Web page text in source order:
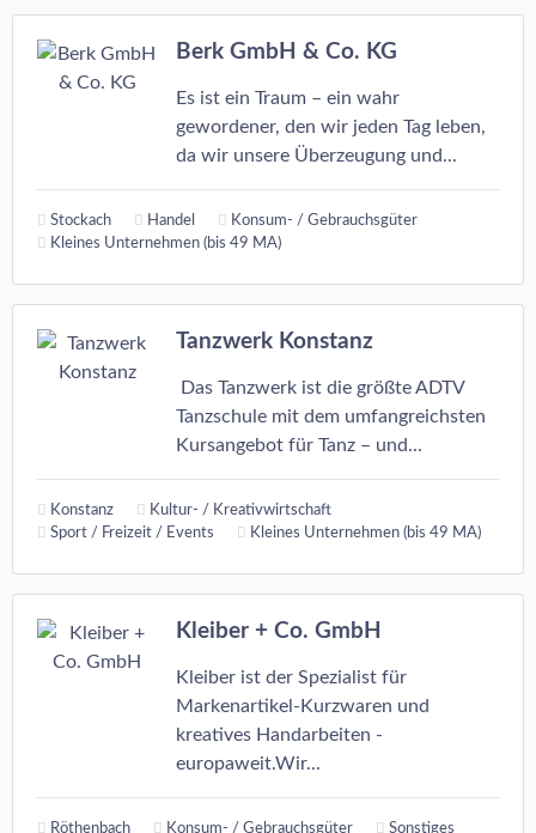
Berk GmbH & Co. KG
Es ist ein Traum – ein wahr
gewordener, den wir jeden Tag leben,
da wir unsere Überzeugung und...
Stockach Handel
Konsum- / Gebrauchsgüter
Kleines Unternehmen (bis 49 MA)
Tanzwerk Konstanz
Das Tanzwerk ist die größte ADTV
Tanzschule mit dem umfangreichsten
Kursangebot für Tanz – und...
Konstanz
Kultur- / Kreativwirtschaft
Sport / Freizeit / Events
Kleines Unternehmen (bis 49 MA)
Kleiber + Co. GmbH
Kleiber ist der Spezialist für
Markenartikel-Kurzwaren und
kreatives Handarbeiten -
europaweit.Wir...
Röthenbach Konsum- / Gebrauchsgüter
Sonstiges